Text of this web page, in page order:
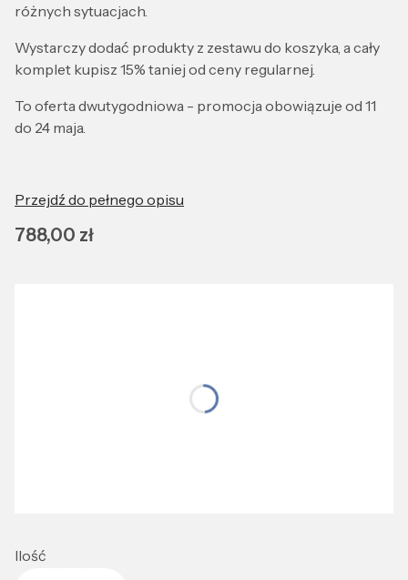
różnych sytuacjach.
Wystarczy dodać produkty z zestawu do koszyka, a cały
komplet kupisz 15% taniej od ceny regularnej.
To oferta dwutygodniowa - promocja obowiązuje od 11
do 24 maja.
Przejdź do pełnego opisu
Cena
788,00 zł
Ilość